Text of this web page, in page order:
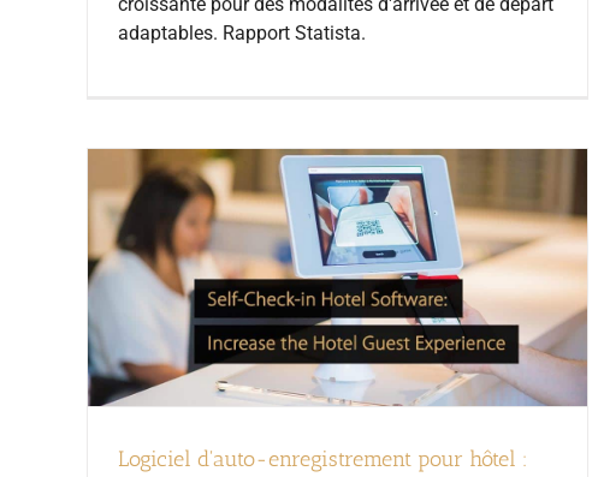
croissante pour des modalités d'arrivée et de départ
adaptables. Rapport Statista.
Logiciel d'auto-enregistrement pour hôtel :